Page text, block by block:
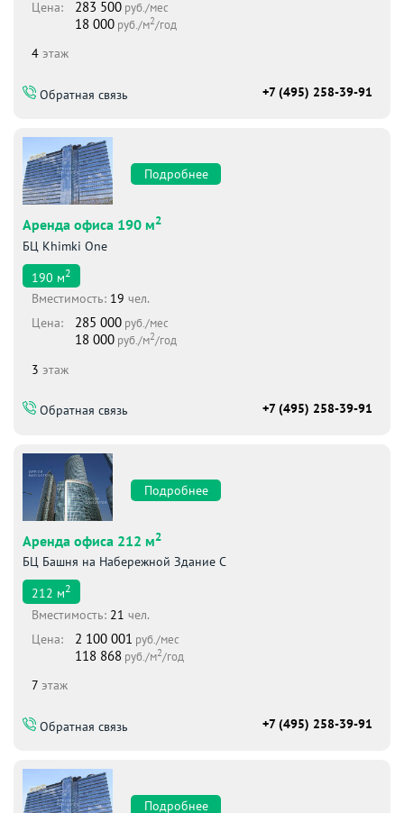
Цена:
283 500 руб./мес
18 000 руб./м2/год
4 этаж
Обратная связь +7 (495) 258-39-91
Подробнее
Аренда офиса 190 м2
БЦ Khimki One
190 м2
Вместимоcть: 19 чел.
Цена:
285 000 руб./мес
18 000 руб./м2/год
3 этаж
Обратная связь +7 (495) 258-39-91
Подробнее
Аренда офиса 212 м2
БЦ Башня на Набережной Здание С
212 м2
Вместимоcть: 21 чел.
Цена:
2 100 001 руб./мес
118 868 руб./м2/год
7 этаж
Обратная связь +7 (495) 258-39-91
Подробнее